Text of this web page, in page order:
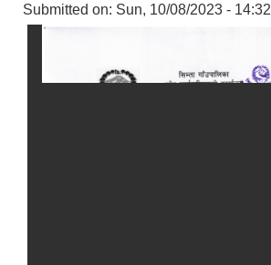
Submitted on: Sun, 10/08/2023 - 14:32